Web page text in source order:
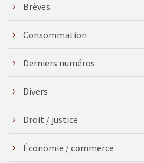
Brèves
Consommation
Derniers numéros
Divers
Droit / justice
Économie / commerce